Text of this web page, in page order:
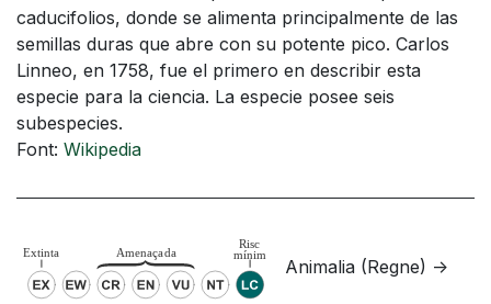
caducifolios, donde se alimenta principalmente de las
semillas duras que abre con su potente pico. Carlos
Linneo, en 1758, fue el primero en describir esta
especie para la ciencia.​ La especie posee seis
subespecies.
Font: Wikipedia
Animalia (Regne) ->